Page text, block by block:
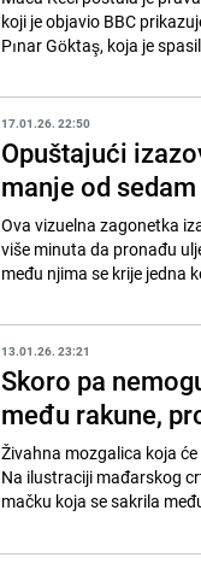
koji je objavio BBC
Pınar Göktaş, koja je
17.01.26. 22:50
Opuštajući
manje od
Ova vizuelna zagonetka
više minuta da pronađu
među njima se krije jedna
13.01.26. 23:21
Skoro pa
među rakune,
Živahna mozgalica koja
Na ilustraciji mađarskog
mačku koja se sakrila